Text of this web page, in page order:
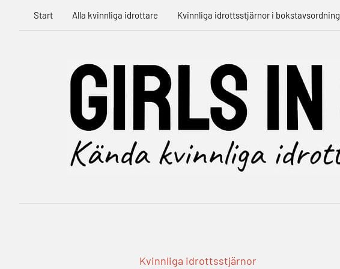
Start Alla kvinnliga idrottare Kvinnliga idrottsstjärnor i bokstavsordning
Kvinnliga idrottsstjärnor